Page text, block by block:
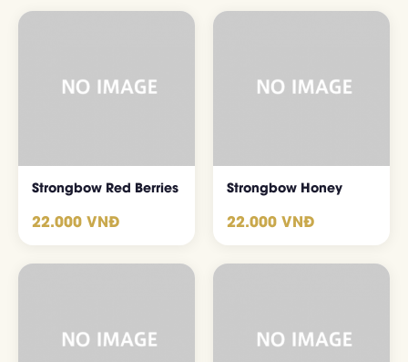
Strongbow Red Berries
22.000 VNĐ
Strongbow Honey
22.000 VNĐ